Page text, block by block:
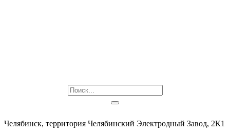
Челябинск, территория Челябинский Электродный Завод, 2К1